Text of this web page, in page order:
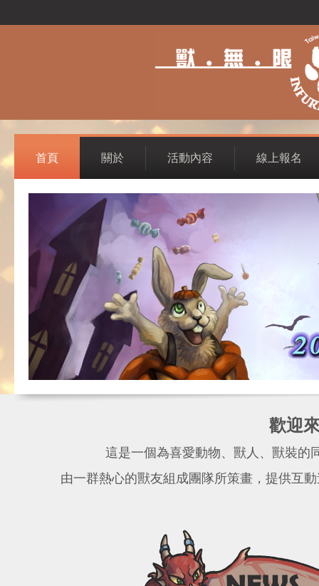
首頁 關於 活動內容 線上報名
歡迎
這是一個為喜愛動物、獸人、獸裝的
由一群熱心的獸友組成團隊所策畫，提供互